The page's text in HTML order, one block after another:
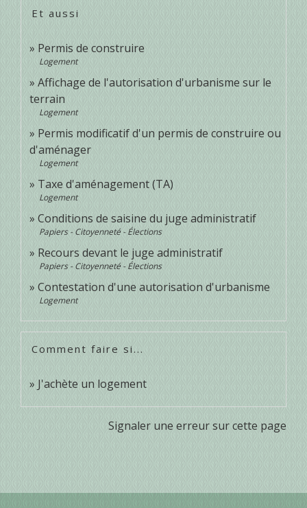
Et aussi
Permis de construire
Logement
Affichage de l'autorisation d'urbanisme sur le
terrain
Logement
Permis modificatif d'un permis de construire ou
d'aménager
Logement
Taxe d'aménagement (TA)
Logement
Conditions de saisine du juge administratif
Papiers - Citoyenneté - Élections
Recours devant le juge administratif
Papiers - Citoyenneté - Élections
Contestation d'une autorisation d'urbanisme
Logement
Comment faire si...
J'achète un logement
Signaler une erreur sur cette page